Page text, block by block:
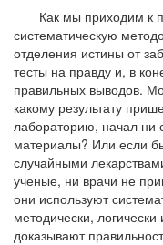
Как мы приходим к
систематическую
отделения истины от
тесты на правду и, в
правильных выводов.
какому результату
лабораторию, начал ни
материалы? Или если
случайными
ученые, ни врачи не
они используют
методически,
доказывают